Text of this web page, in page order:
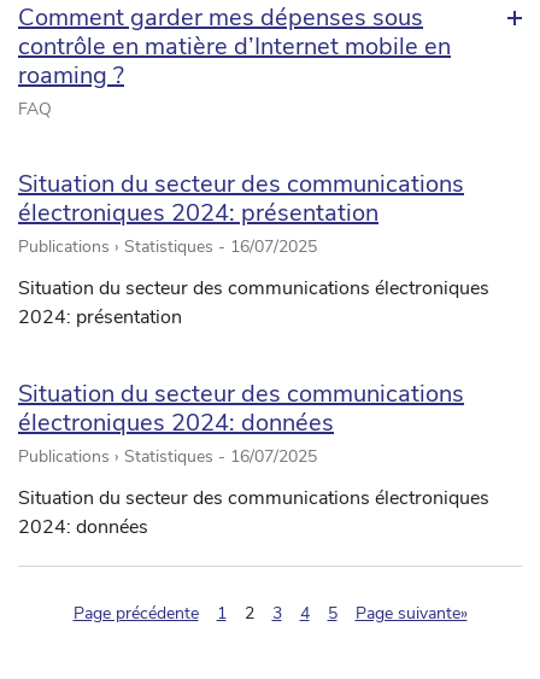
Comment garder mes dépenses sous
contrôle en matière d’Internet mobile en
roaming ?
FAQ
Situation du secteur des communications
électroniques 2024: présentation
Publications › Statistiques - 16/07/2025
Situation du secteur des communications électroniques
2024: présentation
Situation du secteur des communications
électroniques 2024: données
Publications › Statistiques - 16/07/2025
Situation du secteur des communications électroniques
2024: données
Page précédente 1 2(pagination.current)
3 4 5 Page suivante»